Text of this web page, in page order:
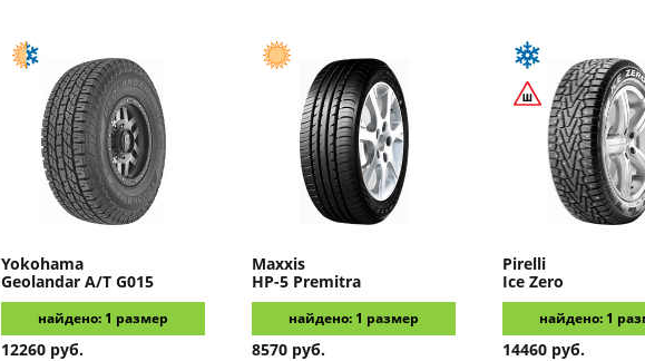
Yokohama
Geolandar A/T G015
найдено: 1 размер
12260 руб.
Maxxis
HP-5 Premitra
найдено: 1 размер
8570 руб.
Pirelli
Ice Zero
найдено: 1
14460 руб.